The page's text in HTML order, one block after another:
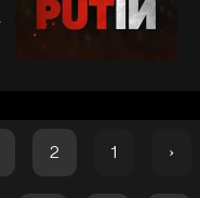
‹
1
2